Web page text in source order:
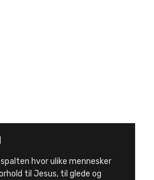
hvor ulike mennesker
til Jesus, til glede og